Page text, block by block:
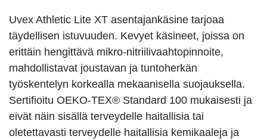
Uvex Athletic Lite XT asentajankäsine tarjoaa
täydellisen istuvuuden. Kevyet käsineet, joissa on
erittäin hengittävä mikro-nitriilivaahtopinnoite,
mahdollistavat joustavan ja tuntoherkän
työskentelyn korkealla mekaanisella suojauksella.
Sertifioitu OEKO-TEX® Standard 100 mukaisesti ja
eivät näin sisällä terveydelle haitallisia tai
oletettavasti terveydelle haitallisia kemikaaleja ja